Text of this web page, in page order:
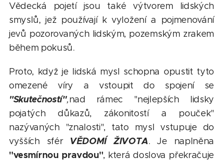
Vědecká pojetí jsou také výtvorem lidských
smyslů, jež používají k vyložení a pojmenování
jevů pozorovaných lidským, pozemským zrakem
během pokusů.
Proto, když je lidská mysl schopna opustit tyto
omezené víry a vstoupit do spojení se
"Skutečností",nad rámec "nejlepších lidsky
pojatých důkazů, zákonitostí a pouček"
nazývaných "znalosti", tato mysl vstupuje do
vyšších sfér VĚDOMÍ ŽIVOTA. Je naplněna
"vesmírnou pravdou", která doslova překračuje